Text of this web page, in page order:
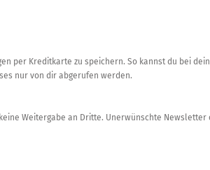
per Kreditkarte zu speichern. So kannst du bei
nur von dir abgerufen werden.
Weitergabe an Dritte. Unerwünschte